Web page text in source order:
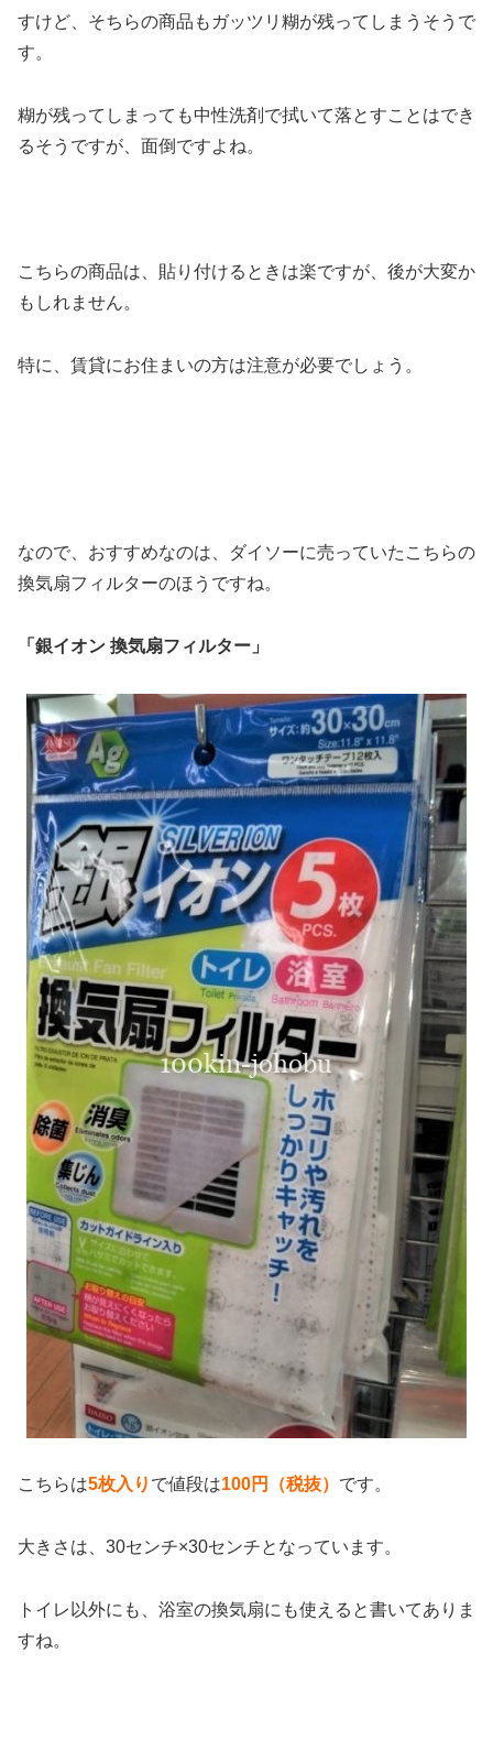
すけど、そちらの商品もガッツリ糊が残ってしまうそうで
す。
糊が残ってしまっても中性洗剤で拭いて落とすことはでき
るそうですが、面倒ですよね。
こちらの商品は、貼り付けるときは楽ですが、後が大変か
もしれません。
特に、賃貸にお住まいの方は注意が必要でしょう。
なので、おすすめなのは、ダイソーに売っていたこちらの
換気扇フィルターのほうですね。
「銀イオン 換気扇フィルター」
こちらは5枚入り で値段は100円（税抜） です。
大きさは、30センチ×30センチとなっています。
トイレ以外にも、浴室の換気扇にも使えると書いてありま
すね。